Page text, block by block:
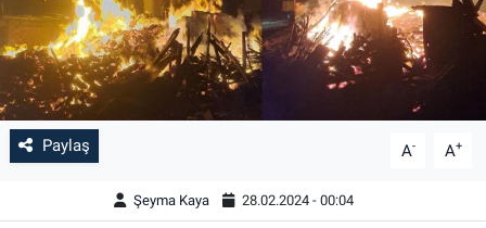
Paylaş A- A+
Şeyma Kaya 28.02.2024 - 00:04